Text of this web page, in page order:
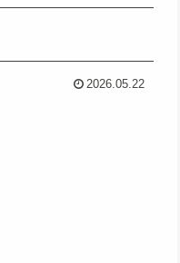
2026.05.22